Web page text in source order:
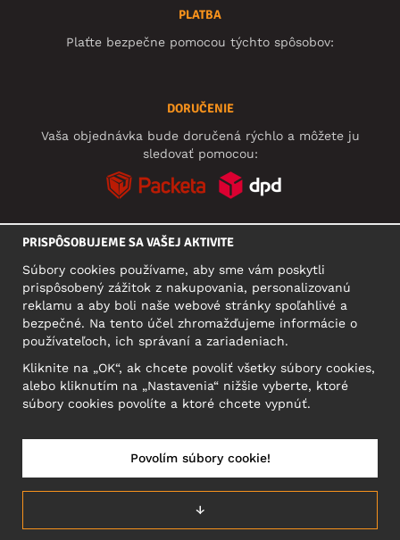
PLATBA
Plaťte bezpečne pomocou týchto spôsobov:
DORUČENIE
Vaša objednávka bude doručená rýchlo a môžete ju
sledovať pomocou:
SÍDLO
Narva mnt 5, EE-10117 Tallinn
Reg: 12356245
SLOVENSKO/SLOVENČINA
PRISPÔSOBUJEME SA VAŠEJ AKTIVITE
Súbory cookies používame, aby sme vám poskytli
prispôsobený zážitok z nakupovania, personalizovanú
reklamu a aby boli naše webové stránky spoľahlivé a
bezpečné. Na tento účel zhromažďujeme informácie o
používateľoch, ich správaní a zariadeniach.
Kliknite na „OK“, ak chcete povoliť všetky súbory cookies,
alebo kliknutím na „Nastavenia“ nižšie vyberte, ktoré
súbory cookies povolíte a ktoré chcete vypnúť.
↓
Povolím súbory cookie!